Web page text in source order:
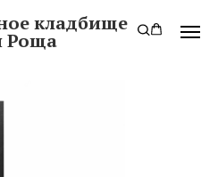
кладбище
Роща